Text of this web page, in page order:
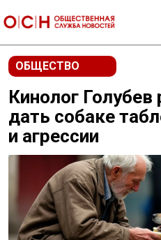
ОБЩЕСТВО
Кинолог Голубев
дать собаке
и агрессии